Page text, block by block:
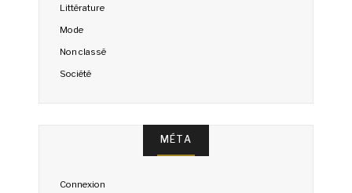
Littérature
Mode
Non classé
Société
MÉTA
Connexion